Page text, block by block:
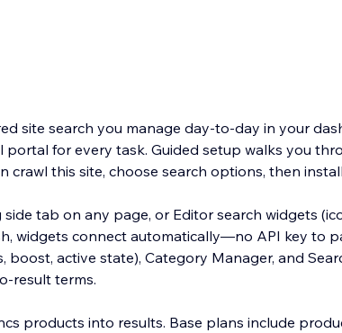
site search you manage day-to-day in your
for every task. Guided setup walks you
crawl this site, choose search options, then
tab on any page, or Editor search widgets
widgets connect automatically—no API key to
boost, active state), Category Manager, and
result terms.
products into results. Base plans include